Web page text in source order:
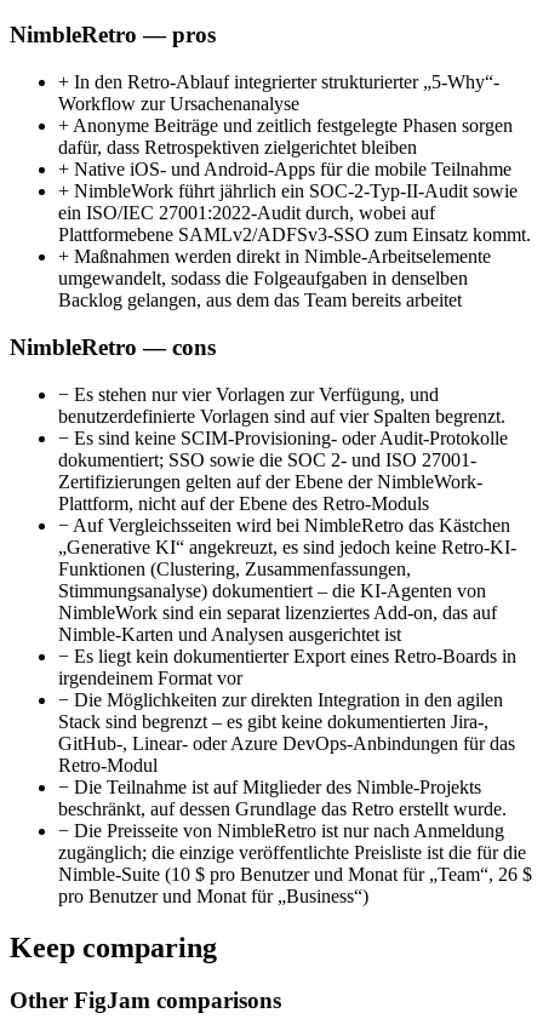
NimbleRetro — pros
+ In den Retro-Ablauf integrierter strukturierter „5-Why“-
Workflow zur Ursachenanalyse
+ Anonyme Beiträge und zeitlich festgelegte Phasen sorgen
dafür, dass Retrospektiven zielgerichtet bleiben
+ Native iOS- und Android-Apps für die mobile Teilnahme
+ NimbleWork führt jährlich ein SOC-2-Typ-II-Audit sowie
ein ISO/IEC 27001:2022-Audit durch, wobei auf
Plattformebene SAMLv2/ADFSv3-SSO zum Einsatz kommt.
+ Maßnahmen werden direkt in Nimble-Arbeitselemente
umgewandelt, sodass die Folgeaufgaben in denselben
Backlog gelangen, aus dem das Team bereits arbeitet
NimbleRetro — cons
− Es stehen nur vier Vorlagen zur Verfügung, und
benutzerdefinierte Vorlagen sind auf vier Spalten begrenzt.
− Es sind keine SCIM-Provisioning- oder Audit-Protokolle
dokumentiert; SSO sowie die SOC 2- und ISO 27001-
Zertifizierungen gelten auf der Ebene der NimbleWork-
Plattform, nicht auf der Ebene des Retro-Moduls
− Auf Vergleichsseiten wird bei NimbleRetro das Kästchen
„Generative KI“ angekreuzt, es sind jedoch keine Retro-KI-
Funktionen (Clustering, Zusammenfassungen,
Stimmungsanalyse) dokumentiert – die KI-Agenten von
NimbleWork sind ein separat lizenziertes Add-on, das auf
Nimble-Karten und Analysen ausgerichtet ist
− Es liegt kein dokumentierter Export eines Retro-Boards in
irgendeinem Format vor
− Die Möglichkeiten zur direkten Integration in den agilen
Stack sind begrenzt – es gibt keine dokumentierten Jira-,
GitHub-, Linear- oder Azure DevOps-Anbindungen für das
Retro-Modul
− Die Teilnahme ist auf Mitglieder des Nimble-Projekts
beschränkt, auf dessen Grundlage das Retro erstellt wurde.
− Die Preisseite von NimbleRetro ist nur nach Anmeldung
zugänglich; die einzige veröffentlichte Preisliste ist die für die
Nimble-Suite (10 $ pro Benutzer und Monat für „Team“, 26 $
pro Benutzer und Monat für „Business“)
Keep comparing
Other FigJam comparisons